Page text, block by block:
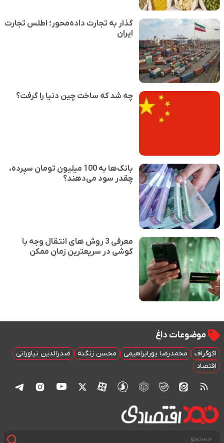
گذار به تجارت داده‌محور؛ اطلس تجارت
ایران
چه شد که ساخت چین دنیا را گرفت؟
بانک‌ها به 100 میلیون تومان سپرده،
چقدر سود می‌دهند؟
معرفی 3 روش های انتقال وجه با
گوشی در سریعترین زمان ممکن
موضوعات داغ
اکوگراف محمدرضا پورابراهیمی محسن زنگنه
صدرالدین نیاورانی
اقتصاد